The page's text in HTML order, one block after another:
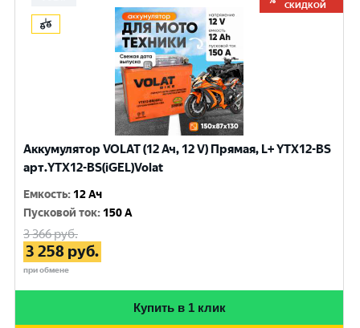
СКИДКОЙ
Аккумулятор VOLAT (12 Ач, 12 V) Прямая, L+ YTX12-BS
арт.YTX12-BS(iGEL)Volat
Емкость: 12 Ач
Пусковой ток: 150 A
3 366руб.
3 258 руб.
при обмене
Купить в 1 клик